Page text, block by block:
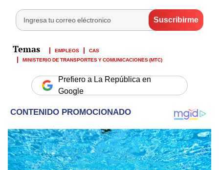
EMPLEOS
CAS
MINISTERIO DE TRANSPORTES Y COMUNICACIONES (MTC)
Prefiero a La República en
Google